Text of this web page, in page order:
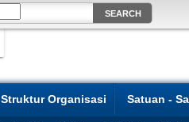
Struktur Organisasi Satuan -